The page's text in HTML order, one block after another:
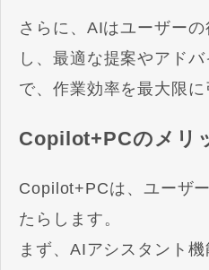
さらに、AIはユーザー
し、最適な提案やアド
で、作業効率を最大限に
Copilot+PCのメリ
Copilot+PCは、ユーザ
たらします。
まず、AIアシスタント